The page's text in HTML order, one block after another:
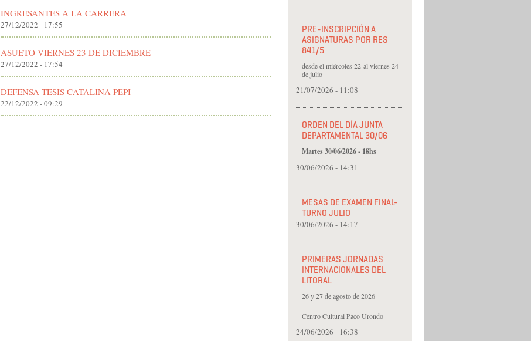
PRE-INSCRIPCIÓN A
ASIGNATURAS POR RES
841/5
desde el miércoles 22 al viernes 24
de julio
21/07/2026 - 11:08
ORDEN DEL DÍA JUNTA
DEPARTAMENTAL 30/06
Martes 30/06/2026 - 18hs
30/06/2026 - 14:31
MESAS DE EXAMEN FINAL-
TURNO JULIO
30/06/2026 - 14:17
PRIMERAS JORNADAS
INTERNACIONALES DEL
LITORAL
26 y 27 de agosto de 2026
Centro Cultural Paco Urondo
24/06/2026 - 16:38
INGRESANTES A LA CARRERA
27/12/2022 - 17:55
ASUETO VIERNES 23 DE DICIEMBRE
27/12/2022 - 17:54
DEFENSA TESIS CATALINA PEPI
22/12/2022 - 09:29